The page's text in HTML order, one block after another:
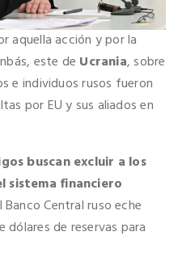
aquella acción y por la
este de Ucrania, sobre
e individuos rusos fueron
por EU y sus aliados en
buscan excluir a los
sistema financiero
Central ruso eche
dólares de reservas para